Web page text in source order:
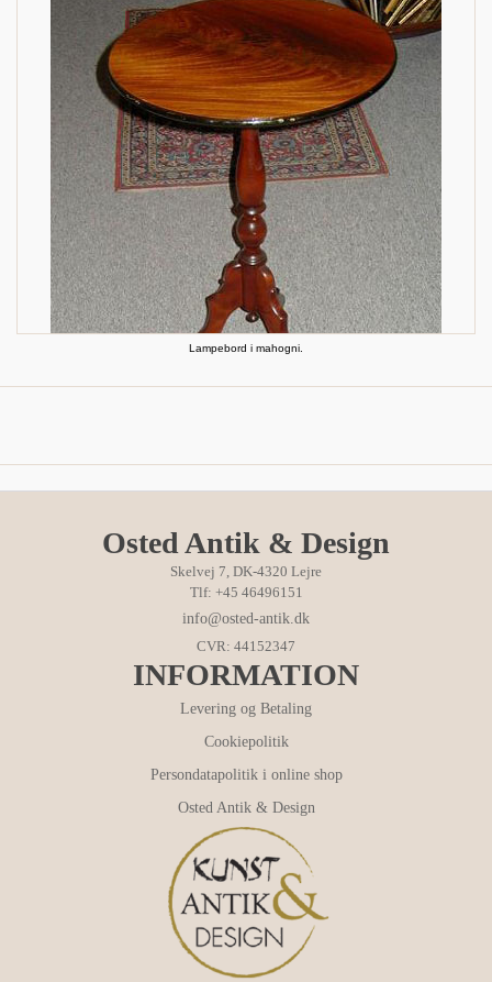
Lampebord i mahogni.
Osted Antik & Design
Skelvej 7, DK-4320 Lejre
Tlf: +45 46496151
info@osted-antik.dk
CVR: 44152347
INFORMATION
Levering og Betaling
Cookiepolitik
Persondatapolitik i online shop
Osted Antik & Design